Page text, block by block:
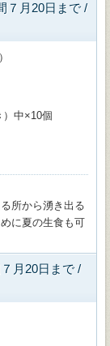
７月20日まで /
）中×10個
所から湧き出る
に夏の生食も可
月20日まで /